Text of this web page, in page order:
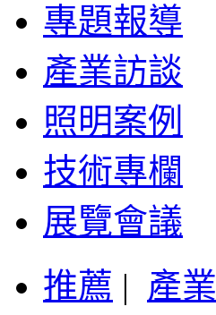
專題報導
產業訪談
照明案例
技術專欄
展覽會議
推薦 | 產業